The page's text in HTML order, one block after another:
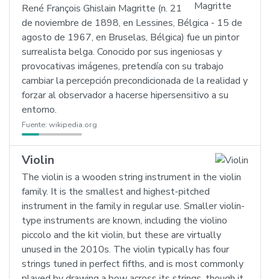
René François Ghislain Magritte (n. 21
de noviembre de 1898, en Lessines, Bélgica - 15 de
agosto de 1967, en Bruselas, Bélgica) fue un pintor
surrealista belga. Conocido por sus ingeniosas y
provocativas imágenes, pretendía con su trabajo
cambiar la percepción precondicionada de la realidad y
forzar al observador a hacerse hipersensitivo a su
entorno.
Fuente: wikipedia.org
Violin
The violin is a wooden string instrument in the violin
family. It is the smallest and highest-pitched
instrument in the family in regular use. Smaller violin-
type instruments are known, including the violino
piccolo and the kit violin, but these are virtually
unused in the 2010s. The violin typically has four
strings tuned in perfect fifths, and is most commonly